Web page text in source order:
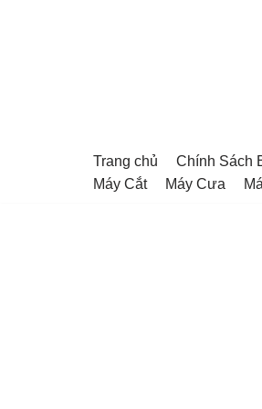
Trang chủ Chính Sách
Máy Cắt
Máy Cưa